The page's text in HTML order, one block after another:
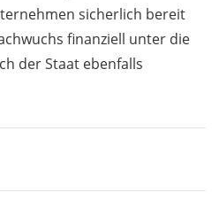
sicherlich bereit
finanziell unter die
der Staat ebenfalls